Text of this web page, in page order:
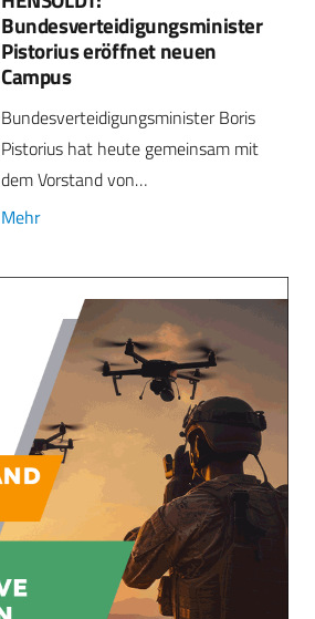
Bundesverteidigungsminister
Pistorius eröffnet neuen
Campus
Bundesverteidigungsminister Boris
Pistorius hat heute gemeinsam mit
dem Vorstand von…
Mehr